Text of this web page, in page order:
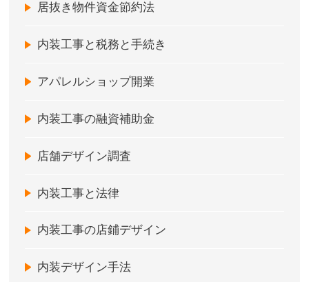
居抜き物件資金節約法
内装工事と税務と手続き
アパレルショップ開業
内装工事の融資補助金
店舗デザイン調査
内装工事と法律
内装工事の店鋪デザイン
内装デザイン手法